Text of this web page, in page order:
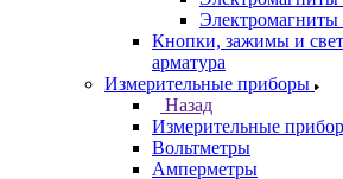
Кнопки, зажимы и
арматура
Измерительные приборы
Назад
Измерительные
Вольтметры
Амперметры